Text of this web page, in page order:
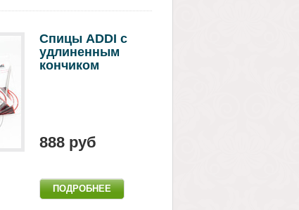
Спицы ADDI c
удлиненным
кончиком
888 руб